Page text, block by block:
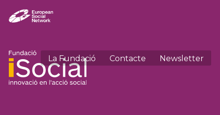
La Fundació Contacte Newsletter